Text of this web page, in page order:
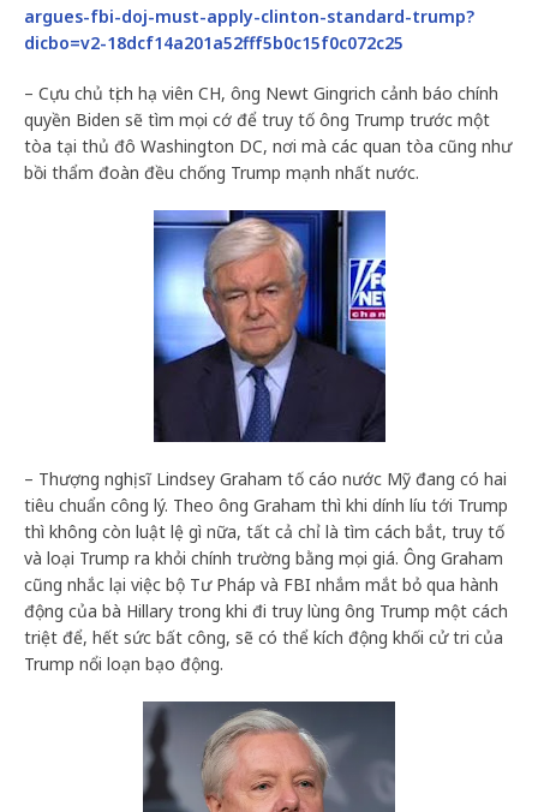
argues-fbi-doj-must-apply-clinton-standard-trump?
dicbo=v2-18dcf14a201a52fff5b0c15f0c072c25
– Cựu chủ tịch hạ viên CH, ông Newt Gingrich cảnh báo chính
quyền Biden sẽ tìm mọi cớ để truy tố ông Trump trước một
tòa tại thủ đô Washington DC, nơi mà các quan tòa cũng như
bồi thẩm đoàn đều chống Trump mạnh nhất nước.
– Thượng nghị sĩ Lindsey Graham tố cáo nước Mỹ đang có hai
tiêu chuẩn công lý. Theo ông Graham thì khi dính líu tới Trump
thì không còn luật lệ gì nữa, tất cả chỉ là tìm cách bắt, truy tố
và loại Trump ra khỏi chính trường bằng mọi giá. Ông Graham
cũng nhắc lại việc bộ Tư Pháp và FBI nhắm mắt bỏ qua hành
động của bà Hillary trong khi đi truy lùng ông Trump một cách
triệt để, hết sức bất công, sẽ có thể kích động khối cử tri của
Trump nổi loạn bạo động.